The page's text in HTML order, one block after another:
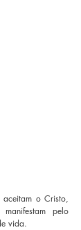
o Cristo,
pelo
vida.